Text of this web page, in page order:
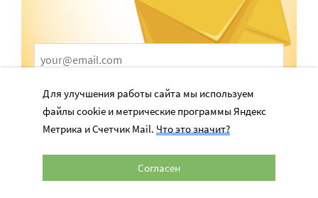
ПОДПИСАТЬСЯ
Отправляя форму, я даюсогласиена обработку персональных
данных
Для улучшения работы сайта мы используем
файлы cookie и метрические программы Яндекс
Метрика и Счетчик Mail. Что это значит?
Согласен